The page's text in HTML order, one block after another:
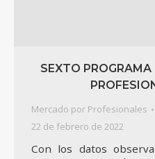
SEXTO
Mercado por Profesionales
22 de febrero de 2022
Con los datos